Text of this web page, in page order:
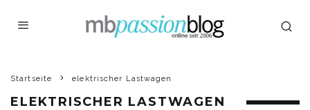
Startseite elektrischer Lastwagen
ELEKTRISCHER LASTWAGEN